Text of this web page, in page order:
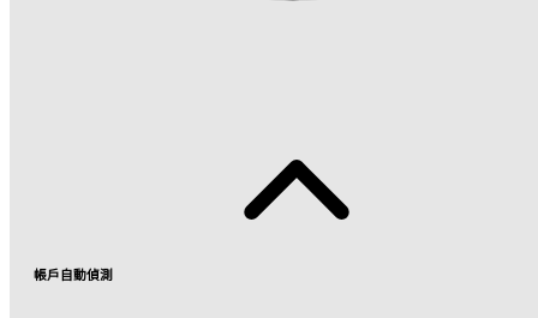
帳戶自動偵測